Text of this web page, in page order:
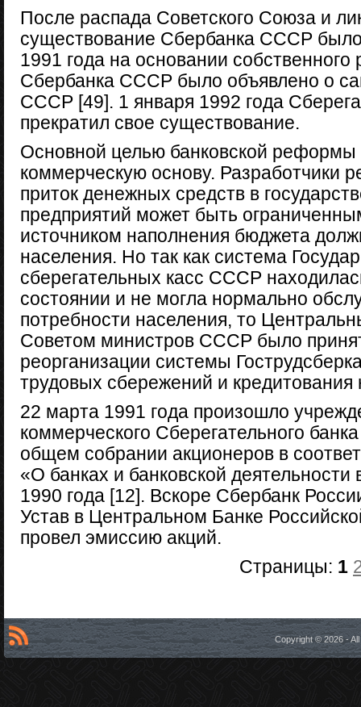
После распада Советского Союза и
существование Сбербанка СССР
1991 года на основании
Сбербанка СССР было объявлено о
СССР [49]. 1 января 1992 года
прекратил свое существование.
Основной целью банковской реформы
коммерческую основу. Разработчики
приток денежных средств в
предприятий может быть
источником наполнения бюджета
населения. Но так как система
сберегательных касс СССР
состоянии и не могла нормально
потребности населения, то
Советом министров СССР было
реорганизации системы
трудовых сбережений и
22 марта 1991 года произошло
коммерческого Сберегательного
общем собрании акционеров в
«О банках и банковской
1990 года [12]. Вскоре Сбербанк
Устав в Центральном Банке
провел эмиссию акций.
Страницы: 1
Copyright © 2026 -